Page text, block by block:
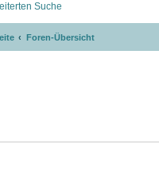
Suche
Foren-Übersicht